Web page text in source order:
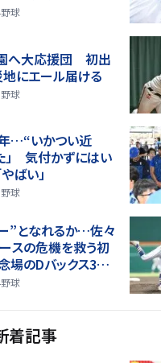
野球
へ大応援団 初出
にエール届ける
野球
…“いかつい近
」 気付かずにはい
ばい」
野球
”となれるか…佐々
スの危機を救う初
のDバックス3連
初の答えを出さな
野球
着記事